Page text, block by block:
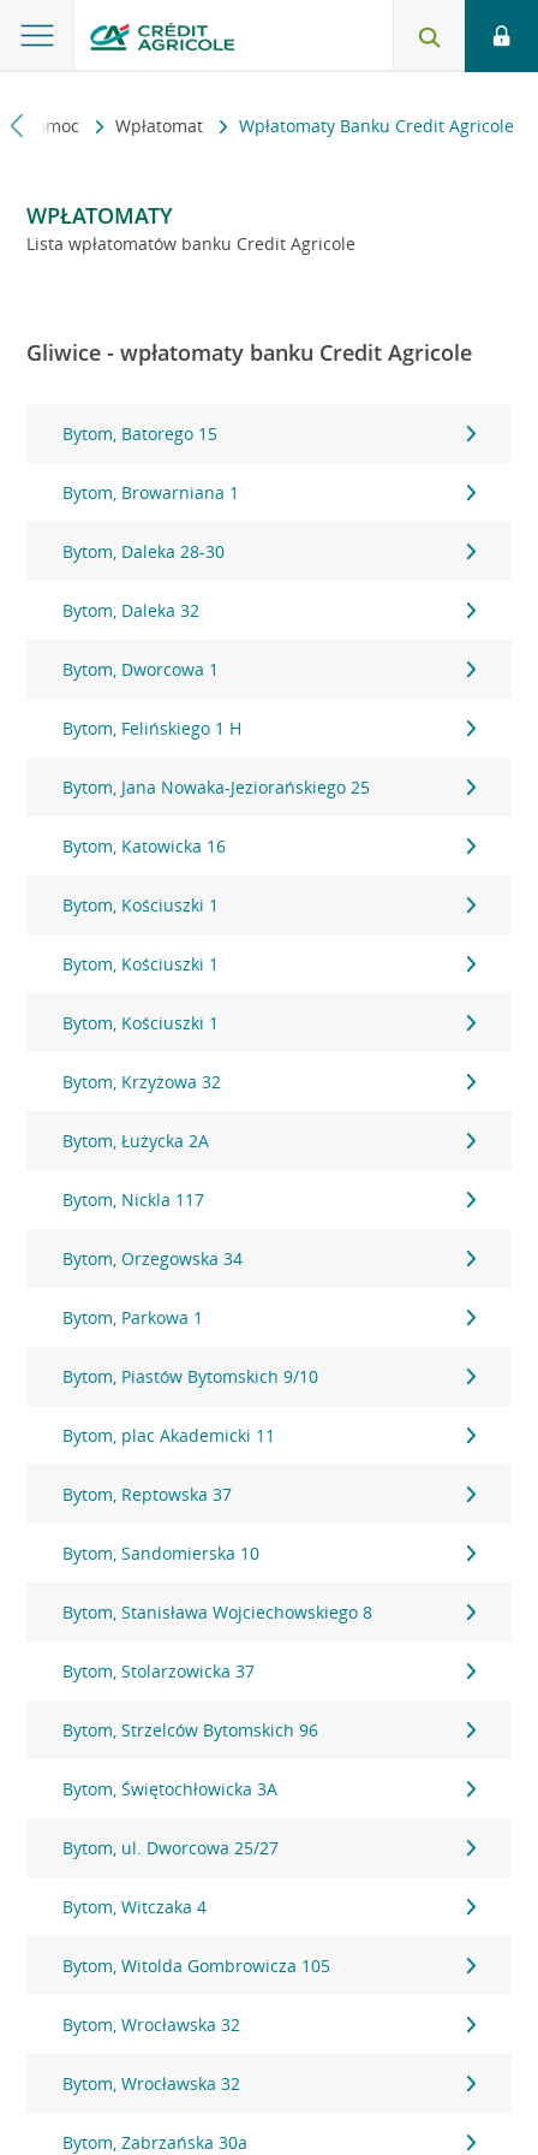
i pomoc Wpłatomat Wpłatomaty Banku Credit Agricole
WPŁATOMATY
Lista wpłatomatów banku Credit Agricole
Gliwice - wpłatomaty banku Credit Agricole
Bytom, Batorego 15
Bytom, Browarniana 1
Bytom, Daleka 28-30
Bytom, Daleka 32
Bytom, Dworcowa 1
Bytom, Felińskiego 1 H
Bytom, Jana Nowaka-Jeziorańskiego 25
Bytom, Katowicka 16
Bytom, Kościuszki 1
Bytom, Kościuszki 1
Bytom, Kościuszki 1
Bytom, Krzyżowa 32
Bytom, Łużycka 2A
Bytom, Nickla 117
Bytom, Orzegowska 34
Bytom, Parkowa 1
Bytom, Piastów Bytomskich 9/10
Bytom, plac Akademicki 11
Bytom, Reptowska 37
Bytom, Sandomierska 10
Bytom, Stanisława Wojciechowskiego 8
Bytom, Stolarzowicka 37
Bytom, Strzelców Bytomskich 96
Bytom, Świętochłowicka 3A
Bytom, ul. Dworcowa 25/27
Bytom, Witczaka 4
Bytom, Witolda Gombrowicza 105
Bytom, Wrocławska 32
Bytom, Wrocławska 32
Bytom, Zabrzańska 30a